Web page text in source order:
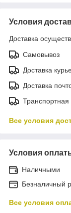
Условия
Доставка
Самовывоз
Доставка
Доставка
Все условия
Условия
Наличными
Безналичный
Все условия